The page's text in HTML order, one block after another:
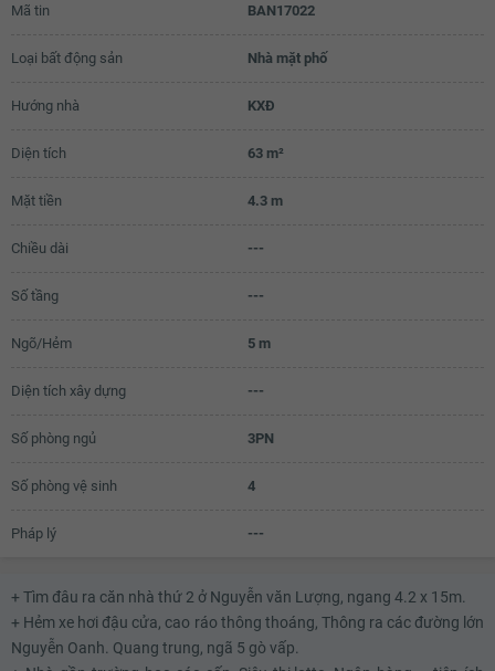
5.63 tỷ
5.65 tỷ
5.75 tỷ
5.77 tỷ
5.87 tỷ
5.89 tỷ
5.93 tỷ
5.95 tỷ
Mã tin BAN17022
Loại bất động sản Nhà mặt phố
Hướng nhà KXĐ
Diện tích 63 m²
Mặt tiền 4.3 m
Chiều dài ---
Số tầng ---
Ngõ/Hẻm 5 m
Diện tích xây dựng ---
Số phòng ngủ 3PN
Số phòng vệ sinh 4
Pháp lý ---
+ Tìm đâu ra căn nhà thứ 2 ở Nguyễn văn Lượng, ngang 4.2 x 15m.
+ Hẻm xe hơi đậu cửa, cao ráo thông thoáng, Thông ra các đường lớn
Nguyễn Oanh. Quang trung, ngã 5 gò vấp.